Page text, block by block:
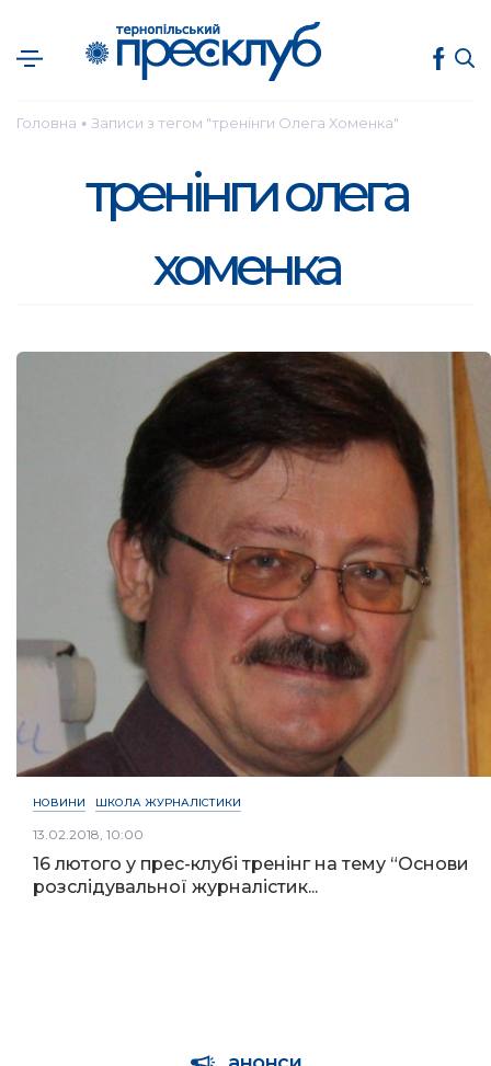
Головна ● Записи з тегом "тренінги Олега Хоменка"
тренінги олега
хоменка
НОВИНИ ШКОЛА ЖУРНАЛІСТИКИ
13.02.2018, 10:00
16 лютого у прес-клубі тренінг на тему “Основи
розслідувальної журналістик...